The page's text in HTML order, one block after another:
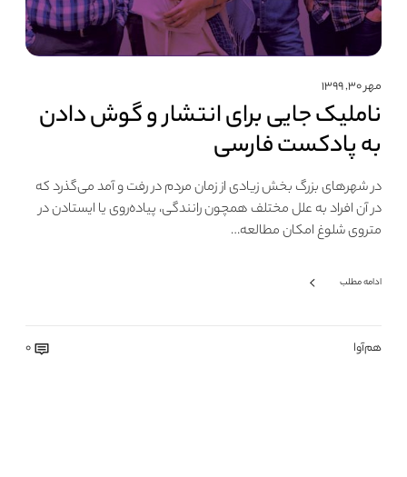
مهر ۳۰, ۱۳۹۹
ناملیک جایی برای انتشار و گوش دادن
به پادکست فارسی
در شهرهای بزرگ بخش زیادی از زمان مردم در رفت و آمد می‌گذرد که
در آن افراد به علل مختلف همچون رانندگی، پیاده‌روی یا ایستادن در
متروی شلوغ امکان مطالعه…
ادامه مطلب
هم‌آوا 0